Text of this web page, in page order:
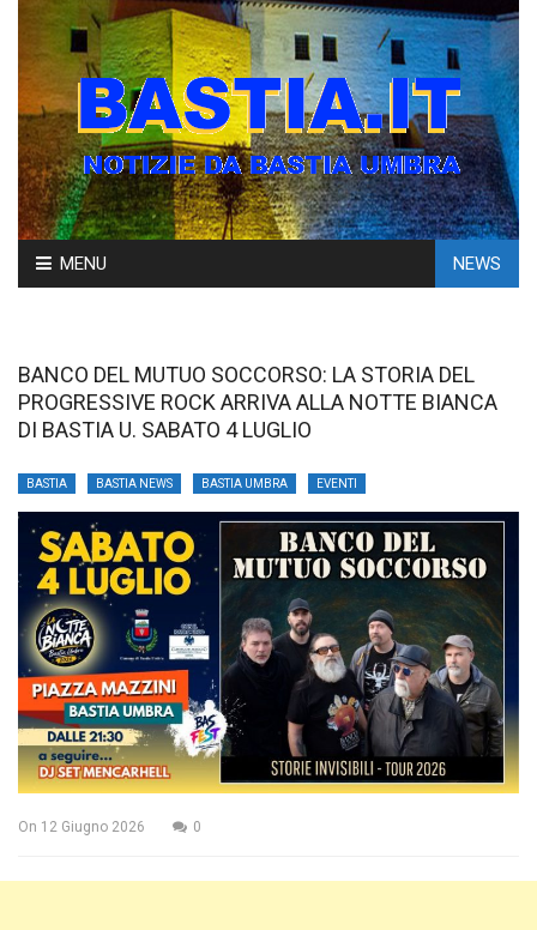
Skip
to
MENU NEWS
BANCO DEL MUTUO SOCCORSO: LA STORIA DEL
PROGRESSIVE ROCK ARRIVA ALLA NOTTE BIANCA
DI BASTIA U. SABATO 4 LUGLIO
BASTIA BASTIA NEWS BASTIA UMBRA EVENTI
On 12 Giugno 2026 0